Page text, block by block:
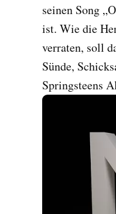
seinen Song
ist. Wie die
verraten, soll
Sünde,
Springsteens